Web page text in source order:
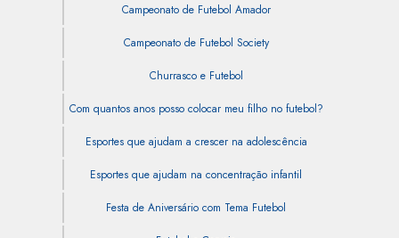
Campeonato de Futebol Amador
Campeonato de Futebol Society
Churrasco e Futebol
Com quantos anos posso colocar meu filho no futebol?
Esportes que ajudam a crescer na adolescência
Esportes que ajudam na concentração infantil
Festa de Aniversário com Tema Futebol